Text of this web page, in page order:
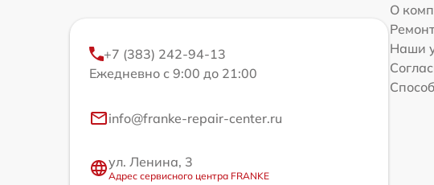
+7 (383) 242-94-13
Ежедневно с 9:00 до 21:00
info@franke-repair-center.ru
ул. Ленина, 3
Адрес сервисного центра FRANKE
О
Наши